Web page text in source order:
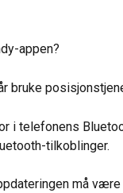
appen?
bruke
i telefonens
tilkoblinger.
må